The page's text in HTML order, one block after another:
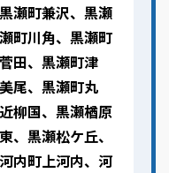
瀬町兼沢、黒瀬
町川角、黒瀬町
田、黒瀬町津
尾、黒瀬町丸
柳国、黒瀬楢原
、黒瀬松ケ丘、
内町上河内、河